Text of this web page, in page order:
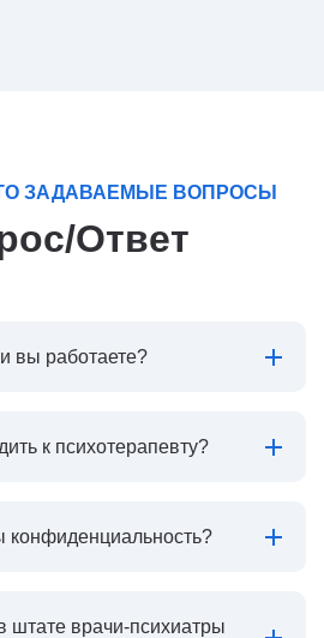
ЗАДАВАЕМЫЕ ВОПРОСЫ
Ответ
вы работаете?
к психотерапевту?
конфиденциальность?
штате врачи-психиатры